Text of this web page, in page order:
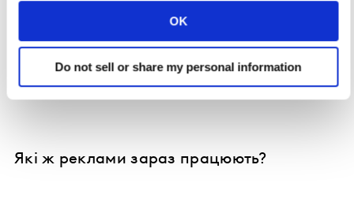
OK
Do not sell or share my personal information
*Індекс Помітності – це результуючий показник, що
передбачає потенціал ролика прорватися крізь
клатер та заохотити аудиторію до перегляду.
Які ж реклами зараз працюють?